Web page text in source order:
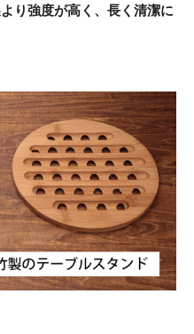
り強度が高く、長く清潔に